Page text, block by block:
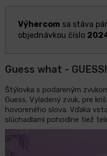
LCD
Príslušenstvo
Značky
Výhercom sa stáva
objednávkou číslo
Guess what - GUESS!
Štýlovka s podareným
Guess. Vyladený zvuk, pre
hovoreného slova. Vďaka
slúchadlami pohodlne tiež